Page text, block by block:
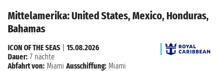
Mittelamerika: United States, Mexico, Honduras,
Bahamas
ICON OF THE SEAS
15.08.2026
Dauer: 7 nächte
Abfahrt von: Miami Ausschiffung: Miami